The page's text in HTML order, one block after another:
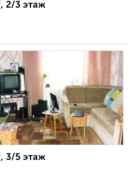
2/3 этаж
3/5 этаж